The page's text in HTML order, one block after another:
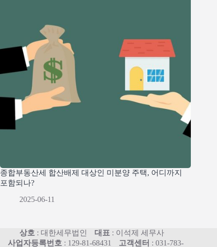
종합부동산세 합산배제 대상인 미분양 주택, 어디까지
포함되나?
2025-06-11
상호 : 대한세무법인 대표 : 이석제 세무사
사업자등록번호: 129-81-68431 고객센터 : 031-783-